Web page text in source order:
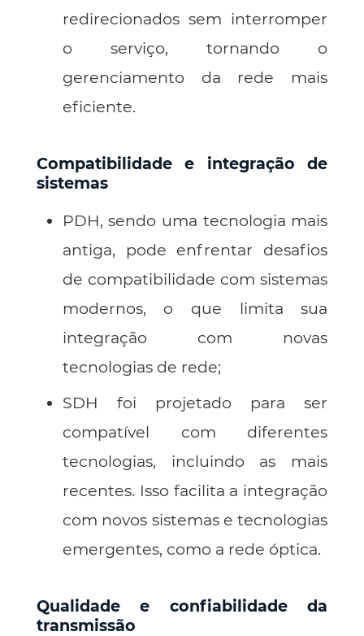
redirecionados sem interromper
o serviço, tornando o
gerenciamento da rede mais
eficiente.
Compatibilidade e integração de
sistemas
PDH, sendo uma tecnologia mais
antiga, pode enfrentar desafios
de compatibilidade com sistemas
modernos, o que limita sua
integração com novas
tecnologias de rede;
SDH foi projetado para ser
compatível com diferentes
tecnologias, incluindo as mais
recentes. Isso facilita a integração
com novos sistemas e tecnologias
emergentes, como a rede óptica.
Qualidade e confiabilidade da
transmissão